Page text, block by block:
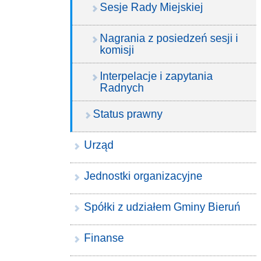
Sesje Rady Miejskiej
Nagrania z posiedzeń sesji i
komisji
Interpelacje i zapytania
Radnych
Status prawny
Urząd
Jednostki organizacyjne
Spółki z udziałem Gminy Bieruń
Finanse